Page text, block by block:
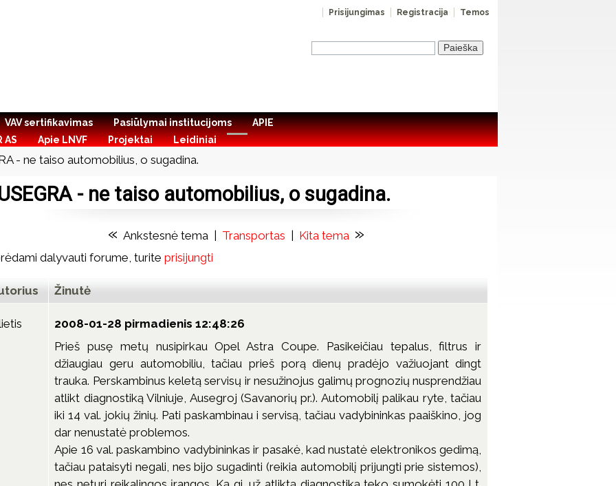
Temos
Registracija
Prisijungimas
VAV sertifikavimas Pasiūlymai institucijoms
APIE
AS
Apie LNVF Projektai Leidiniai
- ne taiso automobilius, o sugadina.
- ne taiso automobilius, o sugadina.
« Ankstesnė tema | Transportas | Kita tema»
dalyvauti forume, turite prisijungti
Žinutė
2008-01-28 pirmadienis 12:48:26
Prieš pusę metų nusipirkau Opel Astra Coupe. Pasikeičiau tepalus, filtrus ir
džiaugiau geru automobiliu, tačiau prieš porą dienų pradėjo važiuojant dingt
trauka. Perskambinus keletą servisų ir nesužinojus galimų prognozių nusprendžiau
atlikt diagnostiką Vilniuje, Ausegroj (Savanorių pr.). Automobilį palikau ryte, tačiau
iki 14 val. jokių žinių. Pati paskambinau i servisą, tačiau vadybininkas paaiškino, jog
dar nenustatė problemos.
Apie 16 val. paskambino vadybininkas ir pasakė, kad nustatė elektronikos gedimą,
tačiau pataisyti negali, nes bijo sugadinti (reikia automobilį prijungti prie sistemos),